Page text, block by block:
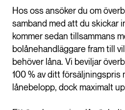
Hos oss ansöker du om
samband med att du skickar
kommer sedan tillsammans
bolånehandläggare fram till
behöver låna. Vi beviljar
100 % av ditt försäljningspris
lånebelopp, dock maximalt